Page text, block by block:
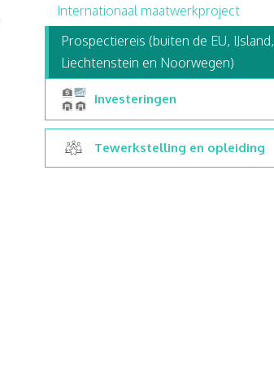
Internationaal maatwerkproject
Prospectiereis (buiten de EU, IJsland,
Liechtenstein en Noorwegen)
Investeringen
Tewerkstelling en opleiding